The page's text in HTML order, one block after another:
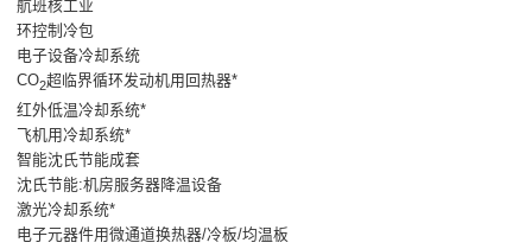
航班核工业
环控制冷包
电子设备冷却系统
CO2超临界循环发动机用回热器*
红外低温冷却系统*
飞机用冷却系统*
智能沈氏节能成套
沈氏节能:机房服务器降温设备
激光冷却系统*
电子元器件用微通道换热器/冷板/均温板